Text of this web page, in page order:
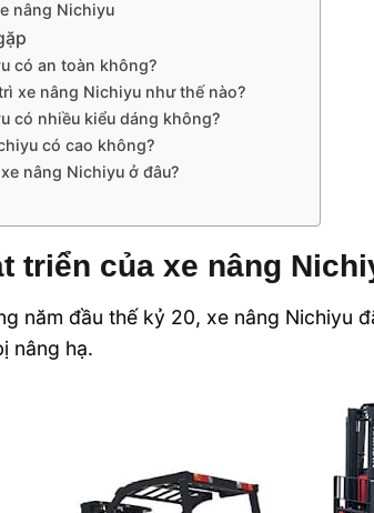
nâng Nichiyu
có an toàn không?
xe nâng Nichiyu như thế nào?
có nhiều kiểu dáng không?
có cao không?
nâng Nichiyu ở đâu?
triển của xe nâng
năm đầu thế kỷ 20, xe nâng Nichiyu
nâng hạ.